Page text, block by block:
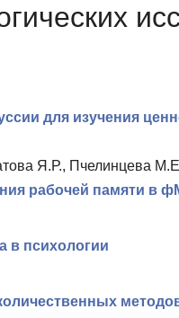
для изучения
Я.Р., Пчелинцева
рабочей памяти в
в психологии